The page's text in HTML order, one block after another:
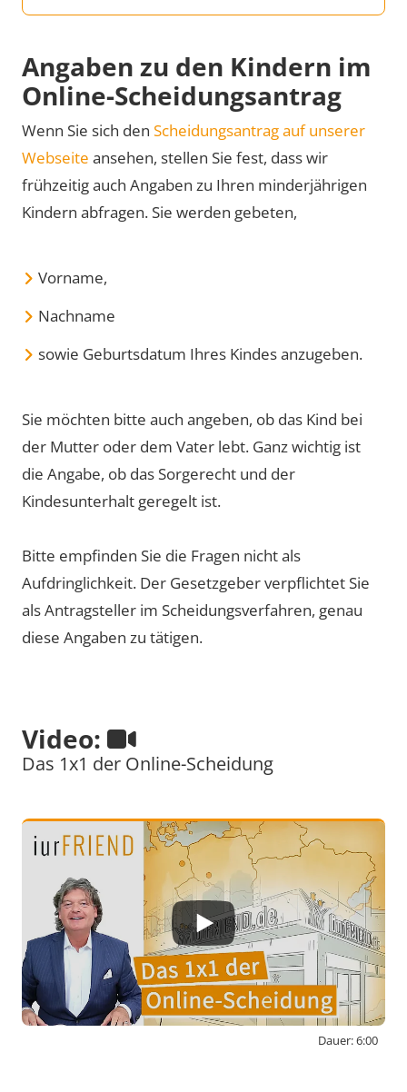
Angaben zu den Kindern im
Online-Scheidungsantrag
Wenn Sie sich den Scheidungsantrag auf unserer
Webseite ansehen, stellen Sie fest, dass wir
frühzeitig auch Angaben zu Ihren minderjährigen
Kindern abfragen. Sie werden gebeten,
Vorname,
Nachname
sowie Geburtsdatum Ihres Kindes anzugeben.
Sie möchten bitte auch angeben, ob das Kind bei
der Mutter oder dem Vater lebt. Ganz wichtig ist
die Angabe, ob das Sorgerecht und der
Kindesunterhalt geregelt ist.
Bitte empfinden Sie die Fragen nicht als
Aufdringlichkeit. Der Gesetzgeber verpflichtet Sie
als Antragsteller im Scheidungsverfahren, genau
diese Angaben zu tätigen.
Dauer: 6:00
Video:
Das 1x1 der Online-Scheidung